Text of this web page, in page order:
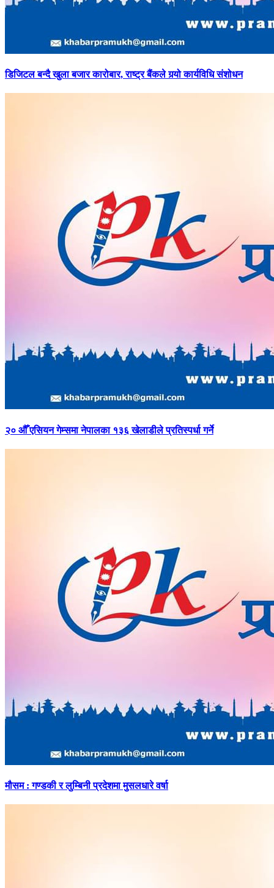
डिजिटलबन्दै खुला बजार कारोबार, राष्ट्र बैंकले गर्‍यो कार्यविधि संशोधन
२० औँ एसियन गेम्समा नेपालका १३६ खेलाडीले प्रतिस्पर्धा गर्ने
मौसम: गण्डकी र लुम्बिनी प्रदेशमा मुसलधारे वर्षा